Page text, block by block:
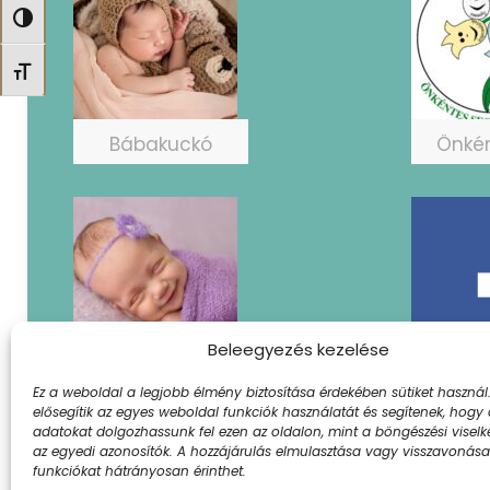
Beleegyezés kezelése
Ez a weboldal a legjobb élmény biztosítása érdekében sütiket
elősegítik az egyes weboldal funkciók használatát és segítenek, hogy
adatokat dolgozhassunk fel ezen az oldalon, mint a böngészési
az egyedi azonosítók. A hozzájárulás elmulasztása vagy
funkciókat hátrányosan érinthet.
Nagy kontraszt váltása
Betűméret váltása
Bábakuckó
PICifészek